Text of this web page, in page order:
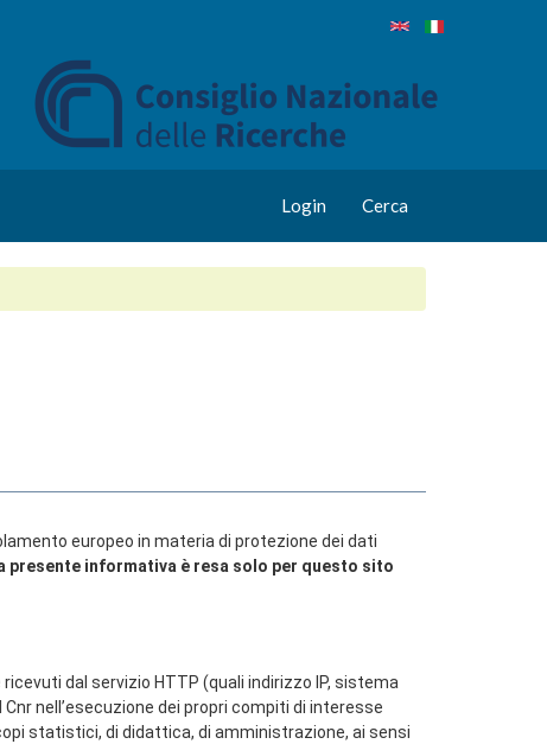
Login Cerca
europeo in materia di protezione dei dati
presente informativa è resa solo per questo sito
dal servizio HTTP (quali indirizzo IP, sistema
nell’esecuzione dei propri compiti di interesse
statistici, di didattica, di amministrazione, ai sensi